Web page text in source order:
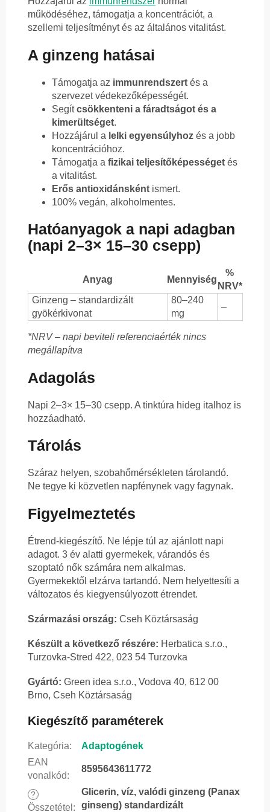
működéséhez, támogatja a koncentrációt, a
szellemi teljesítményt és az általános vitalitást.
A ginzeng hatásai
Támogatja az immunrendszert és a
szervezet védekezőképességét.
Segítcsökkenteni a fáradtságot és a
kimerültséget.
Hozzájárul a lelki egyensúlyhoz és a jobb
koncentrációhoz.
Támogatja a fizikai teljesítőképességet és
a vitalitást.
Erős antioxidánsként ismert.
100% vegán, alkoholmentes.
Hatóanyagok a napi adagban
(napi 2–3× 15–30 csepp)
Anyag Mennyiség
%
NRV*
Ginzeng – standardizált
gyökérkivonat
80–240
mg
–
*NRV – napi beviteli referenciaérték nincs
megállapítva
Adagolás
Napi 2–3× 15–30 csepp. A tinktúra hideg italhoz is
hozzáadható.
Tárolás
Száraz helyen, szobahőmérsékleten tárolandó.
Ne tegye ki közvetlen napfénynek vagy fagynak.
Figyelmeztetés
Étrend-kiegészítő. Ne lépje túl az ajánlott napi
adagot. 3 év alatti gyermekek, várandós és
szoptató nők számára nem alkalmas.
Gyermekektől elzárva tartandó. Nem helyettesíti a
változatos és kiegyensúlyozott étrendet.
Származási ország: Cseh Köztársaság
Készült a következő részére: Herbatica s.r.o.,
Turzovka-Stred 422, 023 54 Turzovka
Gyártó: Green idea s.r.o., Vodova 40, 612 00
Brno, Cseh Köztársaság
Kiegészítő paraméterek
Kategória:
Adaptogének
EAN
vonalkód:
8595643611772
?
Összetétel :
Glicerin, víz, valódi ginzeng (Panax
ginseng) standardizált